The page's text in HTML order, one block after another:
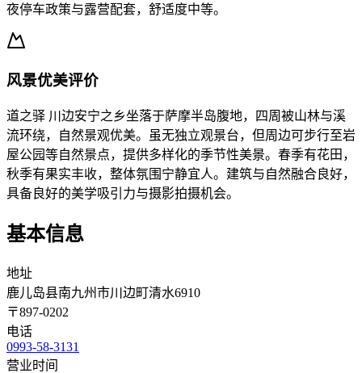
夜停车政策与露营配套，舒适度中等。
风景优美评价
道之驿 川边安宁之乡坐落于萨摩半岛腹地，四周被山林与溪
流环绕，自然景观优美。虽无独立观景台，但周边可步行至岩
屋公园等自然景点，提供多样化的季节性美景。春季有花田，
秋季有果实丰收，整体氛围宁静宜人。建筑与自然融合良好，
具备良好的美学吸引力与摄影拍摄机会。
基本信息
地址
鹿儿岛县南九州市川边町清水6910
〒897-0202
电话
0993-58-3131
营业时间